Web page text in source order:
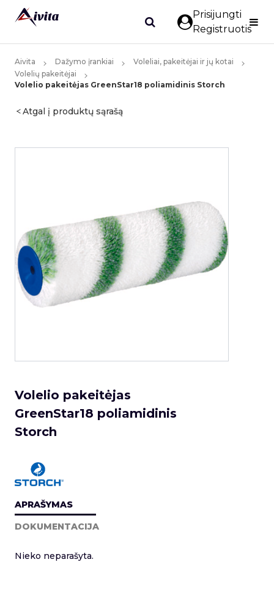
Prisijungti
Registruotis
Aivita Dažymo įrankiai
Voleliai, pakeitėjai ir jų kotai
Volelių pakeitėjai
Volelio pakeitėjas GreenStar18 poliamidinis Storch
Atgal į produktų sąrašą
Volelio pakeitėjas
GreenStar18 poliamidinis
Storch
APRAŠYMAS
DOKUMENTACIJA
Nieko neparašyta.